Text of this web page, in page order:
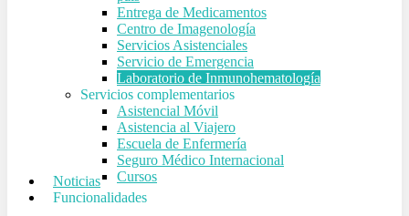
Entrega de Medicamentos
Centro de Imagenología
Servicios Asistenciales
Servicio de Emergencia
Laboratorio de Inmunohematología
Servicios complementarios
Asistencial Móvil
Asistencia al Viajero
Escuela de Enfermería
Seguro Médico Internacional
Cursos
Noticias
Funcionalidades